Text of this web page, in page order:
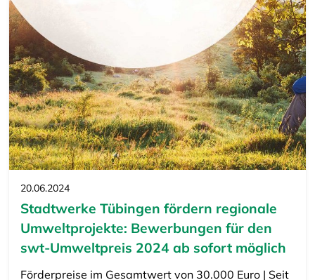
20.06.2024
Stadtwerke Tübingen fördern regionale
Umweltprojekte: Bewerbungen für den
swt-Umweltpreis 2024 ab sofort möglich
Förderpreise im Gesamtwert von 30.000 Euro | Seit